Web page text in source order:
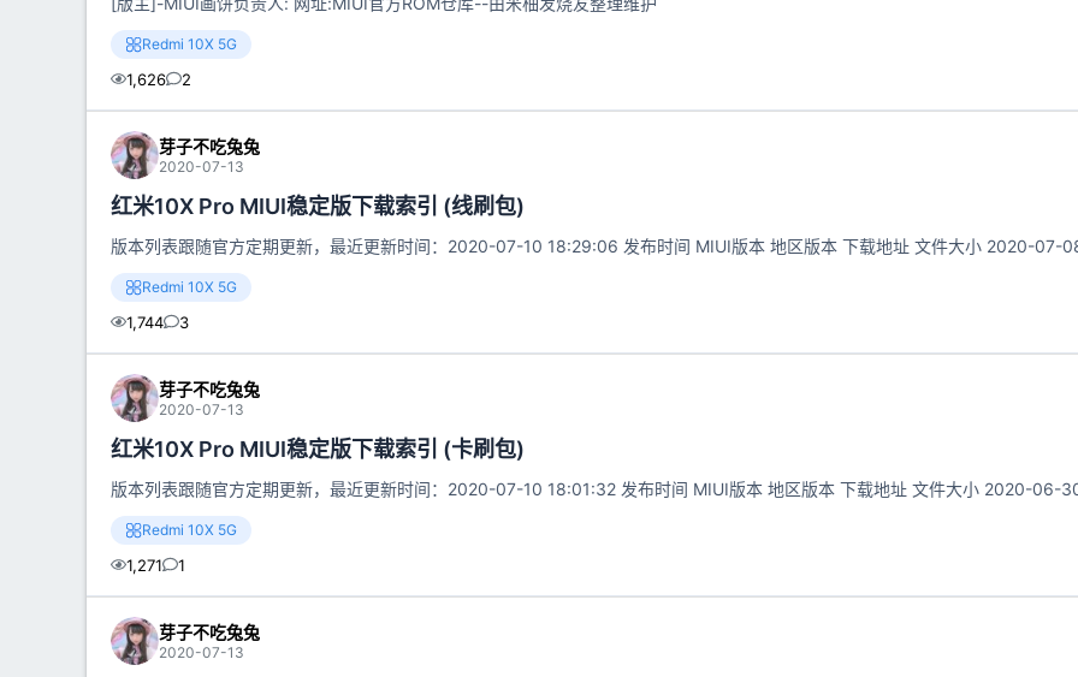
Redmi 10X 5G
1,626 2
芽子不吃兔兔
2020-07-13
红米10X Pro MIUI稳定版下载索引 (线刷包)
版本列表跟随官方定期更新，最近更新时间：2020-07-10 18:29:06 发布时间 MIUI版本 地区版本 下载地址 文件大小 2020-07-
Redmi 10X 5G
1,744 3
芽子不吃兔兔
2020-07-13
红米10X Pro MIUI稳定版下载索引 (卡刷包)
版本列表跟随官方定期更新，最近更新时间：2020-07-10 18:01:32 发布时间 MIUI版本 地区版本 下载地址 文件大小 2020-06-
Redmi 10X 5G
1,271 1
芽子不吃兔兔
2020-07-13